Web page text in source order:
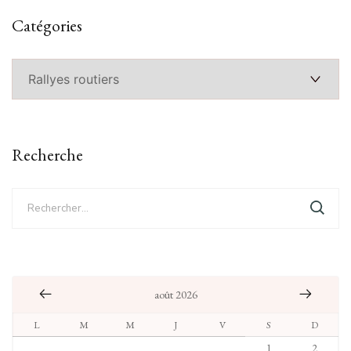
Catégories
Recherche
août 2026
L M M J V S
D
1
2